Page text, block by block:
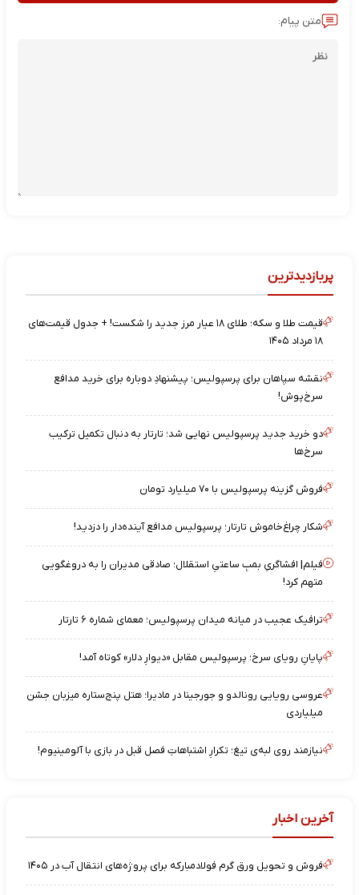
متن پیام:
پربازدیدترین
قیمت طلا و سکه؛ طلای ۱۸ عیار مرز جدید را شکست! + جدول قیمت‌های
۱۸ مرداد ۱۴۰۵
نقشه‌ سپاهان برای پرسپولیس؛ پیشنهادِ دوباره برای خرید مدافع
سرخ‌پوش!
دو خرید جدید پرسپولیس نهایی شد؛ تارتار به دنبال تکمیل ترکیب
سرخ‌ها
فروش گزینه پرسپولیس با ۷۰ میلیارد تومان
شکار چراغ‌خاموش تارتار؛ پرسپولیس مدافع آینده‌دار را دزدید!
فیلم| افشاگریِ بمبِ ساعتیِ استقلال؛ صادقی مدیران را به دروغگویی
متهم کرد!
ترافیک عجیب در میانه میدان پرسپولیس؛ معمای شماره ۶ تارتار
پایانِ رویای سرخ؛ پرسپولیس مقابل «دیوارِ دلار» کوتاه آمد!
عروسی رویایی رونالدو و جورجینا در مادیرا؛ هتل پنج‌ستاره میزبان جشن
میلیاردی
نیازمند روی لبه‌ی تیغ؛ تکرارِ اشتباهاتِ فصل قبل در بازی با آلومینیوم!
آخرین اخبار
فروش و تحویل ورق گرم فولادمبارکه برای پروژه‌های انتقال آب در ۱۴۰۵